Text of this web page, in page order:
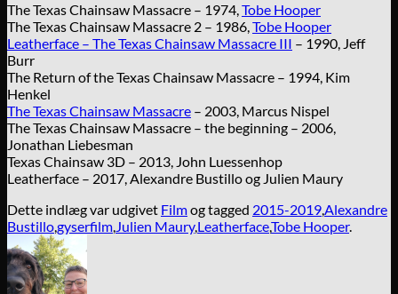
The Texas Chainsaw Massacre – 1974,Tobe Hooper
The Texas Chainsaw Massacre 2 – 1986,Tobe Hooper
Leatherface – The Texas Chainsaw Massacre III – 1990, Jeff
Burr
The Return of the Texas Chainsaw Massacre – 1994, Kim
Henkel
The Texas Chainsaw Massacre – 2003, Marcus Nispel
The Texas Chainsaw Massacre – the beginning – 2006,
Jonathan Liebesman
Texas Chainsaw 3D – 2013, John Luessenhop
Leatherface – 2017, Alexandre Bustillo og Julien Maury
Dette indlæg var udgivet Filmog tagged 2015-2019,Alexandre
Bustillo,gyserfilm,Julien Maury,Leatherface,Tobe Hooper.